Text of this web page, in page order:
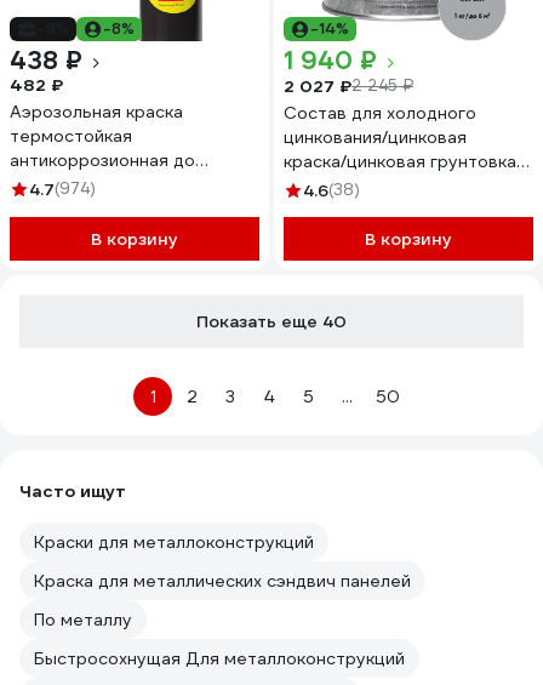
-8%
438 ₽
482 ₽
Аэрозольная краска
термостойкая
антикоррозионная до
1200°С Certa черный
CPR00119
4.7(974)
В корзину
-14%
1 940 ₽
2 027 ₽2 245 ₽
Состав для холодного
цинкования/цинковая
краска/цинковая грунтовка/
грунт по металлу Elcon
00004043
4.6(38)
В корзину
Показать еще 40
1 2 3 4 5 ... 50
Часто ищут
Краски для металлоконструкций
Краска для металлических сэндвич панелей
По металлу
Быстросохнущая Для металлоконструкций